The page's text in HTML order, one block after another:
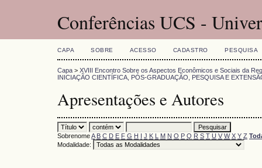
Conferências UCS -
CAPA SOBRE ACESSO CADASTRO PESQUISA
Capa > XVIII Encontro Sobre os Aspectos Econômicos e Sociais da
INICIAÇÃO CIENTÍFICA, PÓS-GRADUAÇÃO, PESQUISA E
Apresentações e Autores
SobrenomeA B C D E F G H I J K L M N O P Q R S T U V W X Y Z
Modalidade: